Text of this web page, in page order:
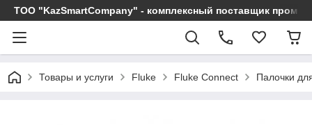
ТОО "KazSmartCompany" - комплексный поставщик
Товары и услуги Fluke Fluke Connect Палочки